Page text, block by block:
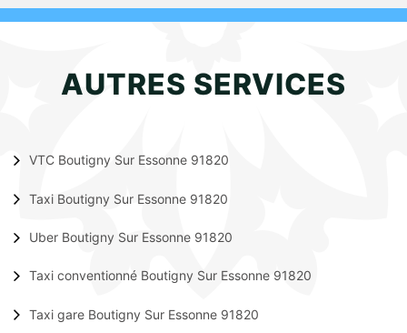
AUTRES SERVICES
VTC Boutigny Sur Essonne 91820
Taxi Boutigny Sur Essonne 91820
Uber Boutigny Sur Essonne 91820
Taxi conventionné Boutigny Sur Essonne 91820
Taxi gare Boutigny Sur Essonne 91820